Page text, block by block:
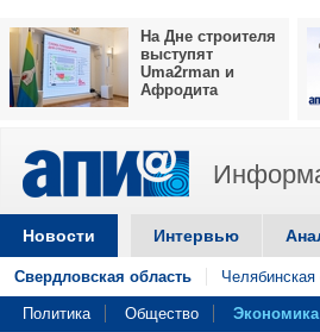
На Дне строителя
выступят
Uma2rman и
Афродита
Новости Интервью
Свердловская область Челябинская
Политика Общество Экономика